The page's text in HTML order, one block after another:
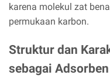
karena molekul zat
permukaan karbon.
Struktur dan
sebagai Adsorben